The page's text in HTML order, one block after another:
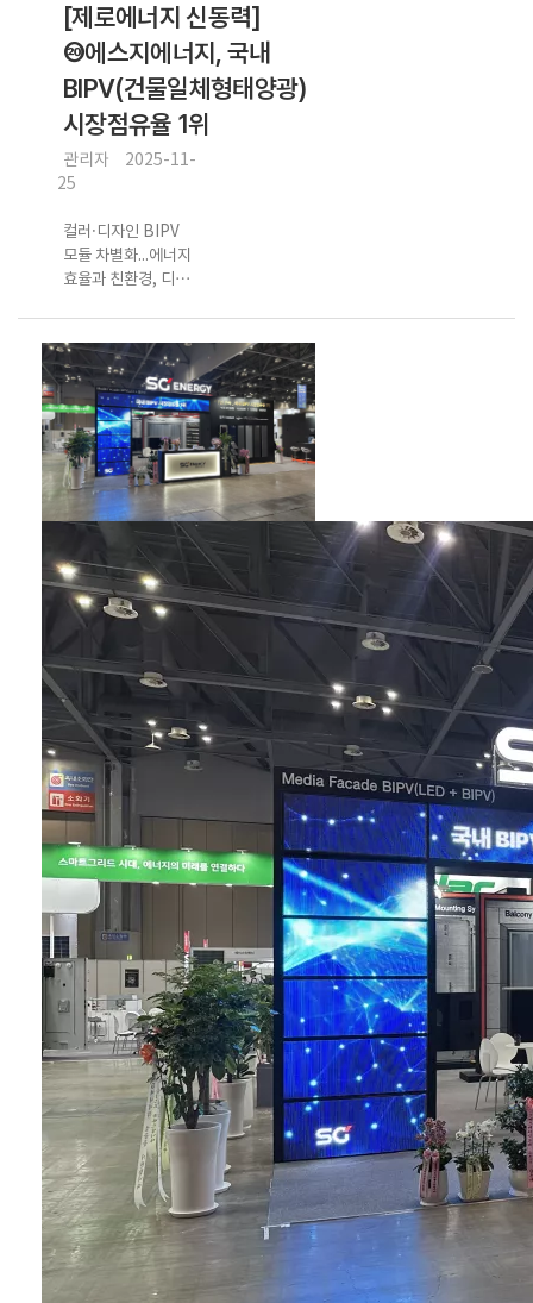
[제로에너지 신동력]
⑳에스지에너지, 국내
BIPV(건물일체형태양광)
시장점유율 1위
관리자
2025-11-
25
컬러·디자인 BIPV
모듈 차별화...에너지
효율과 친환경, 디자
달성 전망 | 한스경
제=이성철 기자 | 기
후위기 대응과 탄소
중립 목표 달성을 위
해 건물 부문 에너지
절감과 온실가스 감
축은 더 이상 미룰 수
없는 과제다. 우리나
라 건물의 80%가 노
후화된 가운데 에너
지 효율이 떨어지는
건축물은 2050년까
최대 걸림돌로 지적
되고 있다. 이에 제로
에너지(ZE), 그린리
모델링(GR) 건축은
친환경·에너지 효율
혁신, 일자리 창출,
건물 가치 상승 등 다
양한 효과를 앞세워
새로운 성장동력으
로 주목받고 있다. 선
진국은 이미 민간·공
공 부문을 아우르는
중장기 정...